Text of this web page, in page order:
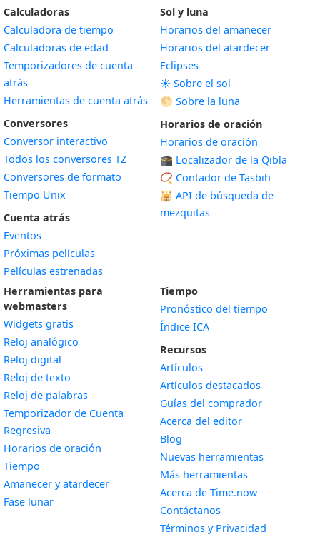
Calculadoras
Calculadora de tiempo
Calculadoras de edad
Temporizadores de cuenta
atrás
Herramientas de cuenta atrás
Conversores
Conversor interactivo
Todos los conversores TZ
Conversores de formato
Tiempo Unix
Cuenta atrás
Eventos
Próximas películas
Películas estrenadas
Sol y luna
Horarios del amanecer
Horarios del atardecer
Eclipses
☀️ Sobre el sol
🌕 Sobre la luna
Horarios de oración
Horarios de oración
🕋 Localizador de la Qibla
📿 Contador de Tasbih
🕌 API de búsqueda de
mezquitas
Herramientas para
webmasters
Widgets gratis
Reloj analógico
Reloj digital
Reloj de texto
Reloj de palabras
Temporizador de Cuenta
Regresiva
Horarios de oración
Tiempo
Amanecer y atardecerWidget
Fase lunarWidget
Tiempo
Pronóstico del tiempo
Índice ICA
Recursos
Artículos
Artículos destacados
Guías del comprador
Acerca del editor
Blog
Nuevas herramientas
Más herramientas
Acerca de Time.now
Contáctanos
Términos y Privacidad